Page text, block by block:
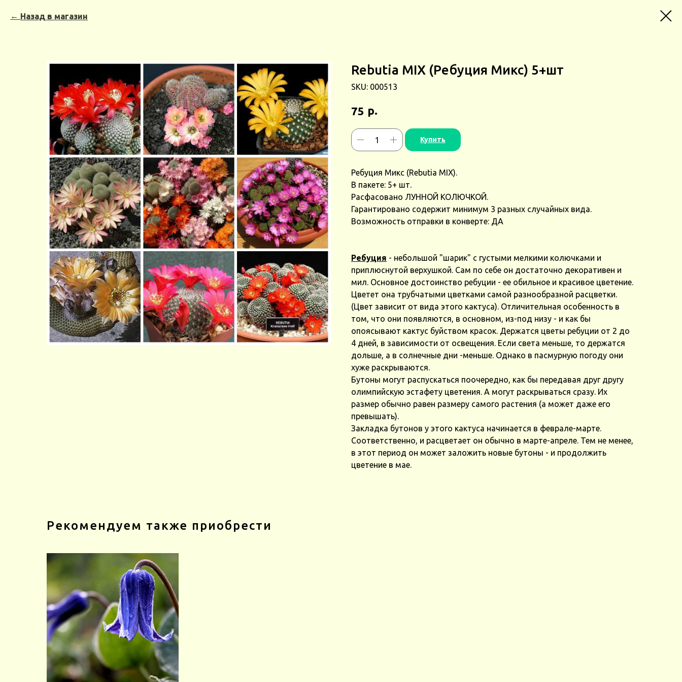
Назад в магазин
Rebutia MIX (Ребуция Микс) 5+шт
SKU: 000513
75 р.
Купить
Ребуция Микс (Rebutia MIX).
В пакете: 5+ шт.
Расфасовано ЛУННОЙ КОЛЮЧКОЙ.
Гарантировано содержит минимум 3 разных случайных вида.
Возможность отправки в конверте: ДА
Ребуция - небольшой "шарик" с густыми мелкими колючками и
приплюснутой верхушкой. Сам по себе он достаточно декоративен и
мил. Основное достоинство ребуции - ее обильное и красивое цветение.
Цветет она трубчатыми цветками самой разнообразной расцветки.
(Цвет зависит от вида этого кактуса). Отличительная особенность в
том, что они появляются, в основном, из-под низу - и как бы
опоясывают кактус буйством красок. Держатся цветы ребуции от 2 до
4 дней, в зависимости от освещения. Если света меньше, то держатся
дольше, а в солнечные дни -меньше. Однако в пасмурную погоду они
хуже раскрываются.
Бутоны могут распускаться поочередно, как бы передавая друг другу
олимпийскую эстафету цветения. А могут раскрываться сразу. Их
размер обычно равен размеру самого растения (а может даже его
превышать).
Закладка бутонов у этого кактуса начинается в феврале-марте.
Соответственно, и расцветает он обычно в марте-апреле. Тем не менее,
в этот период он может заложить новые бутоны - и продолжить
цветение в мае.
Рекомендуем также приобрести